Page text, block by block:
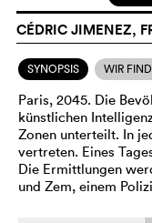
CÉDRIC JIMENEZ,
SYNOPSIS WIR
Paris, 2045. Die
künstlichen
Zonen unterteilt. In
vertreten. Eines
Die Ermittlungen
und Zem, einem